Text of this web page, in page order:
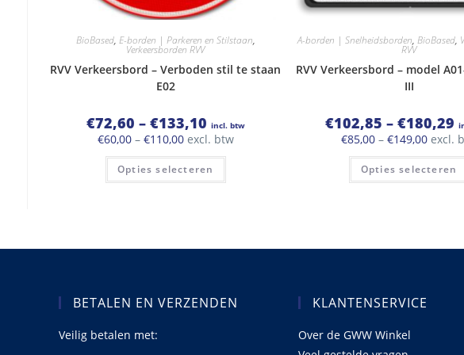
BioBased, E-borden | Parkeren en Stilstaan,
Verkeersborden RVV
RVV Verkeersbord – Verboden stil te staan
E02
€72,60 – €133,10Prijsklasse:
€72,60
tot
€133,10
incl. btw
€60,00 – €110,00Prijsklasse:
€60,00
tot
€110,00
excl. btw
Opties selecteren
Dit
heeft
gekozen
productpagina
A-borden | Snelheidsborden, BioBased,
RVV
RVV Verkeersbord – model
III
€102,85 – €180,29
€85,00 – €149,00
€85,00
tot
excl.
Opties selecteren
BETALEN EN VERZENDEN
Veilig betalen met:
KLANTENSERVICE
Over de GWW Winkel